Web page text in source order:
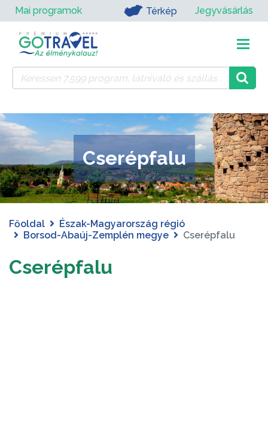
Mai programok Térkép Jegyvásárlás
Cserépfalu
Főoldal
Észak-Magyarország régió
Borsod-Abaúj-Zemplén megye
Cserépfalu
Cserépfalu